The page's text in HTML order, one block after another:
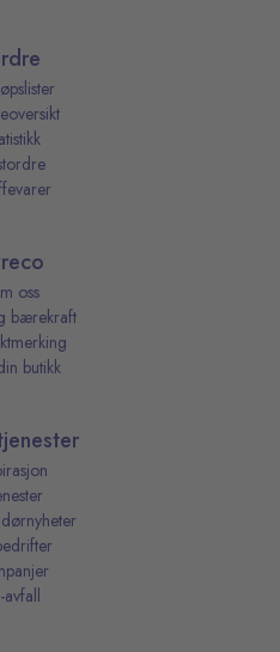
oss
bærekraft
butikk
avfall